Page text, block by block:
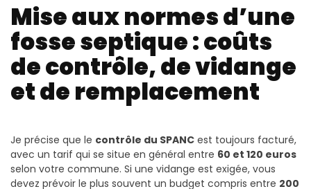
Mise aux normes d’une
fosse septique : coûts
de contrôle, de vidange
et de remplacement
Je précise que le contrôle du SPANC est toujours facturé,
avec un tarif qui se situe en général entre 60 et 120 euros
selon votre commune. Si une vidange est exigée, vous
devez prévoir le plus souvent un budget compris entre 200